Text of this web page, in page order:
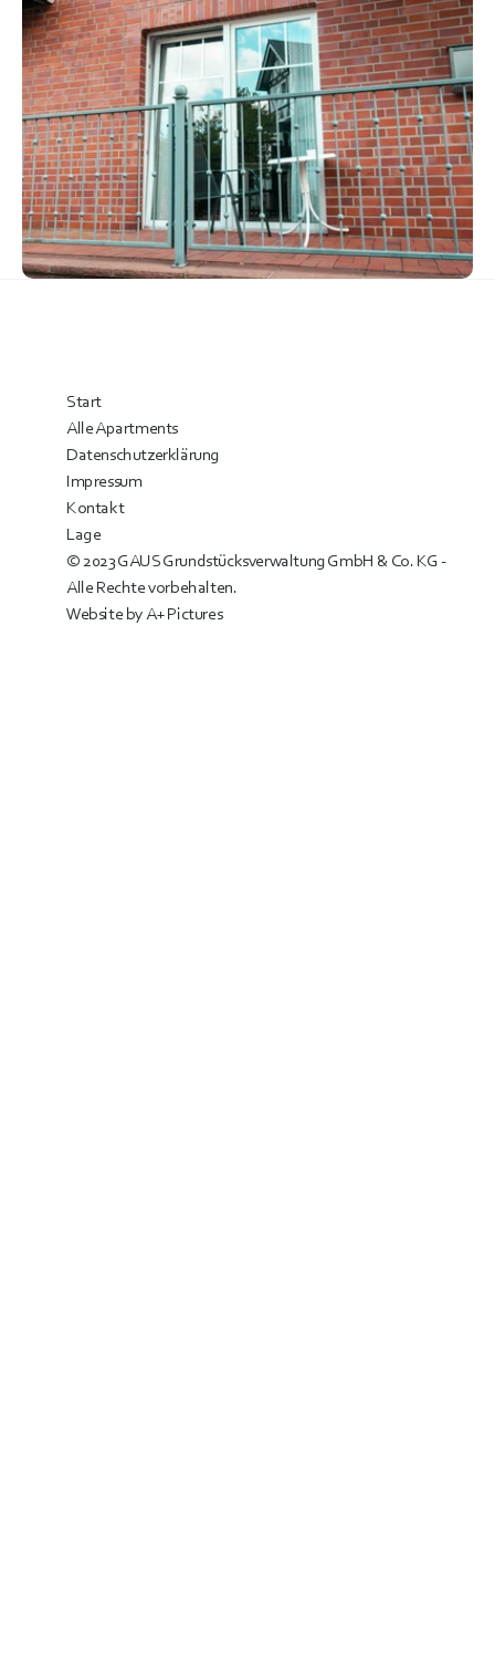
Start
Alle Apartments
Datenschutzerklärung
Impressum
Kontakt
Lage
© 2023 GAUS Grundstücksverwaltung GmbH & Co. KG -
Alle Rechte vorbehalten.
Website by A+ Pictures